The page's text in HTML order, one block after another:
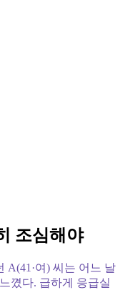
조심해야
A(41·여) 씨는 어느 날
꼈다. 급하게 응급실